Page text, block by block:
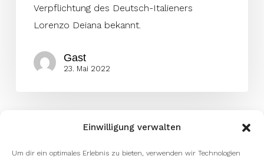
Einwilligung verwalten
Um dir ein optimales Erlebnis zu bieten, verwenden wir Technologien
Verpflichtung des Deutsch-Italieners
Lorenzo Deiana bekannt.
Gast
23. Mai 2022